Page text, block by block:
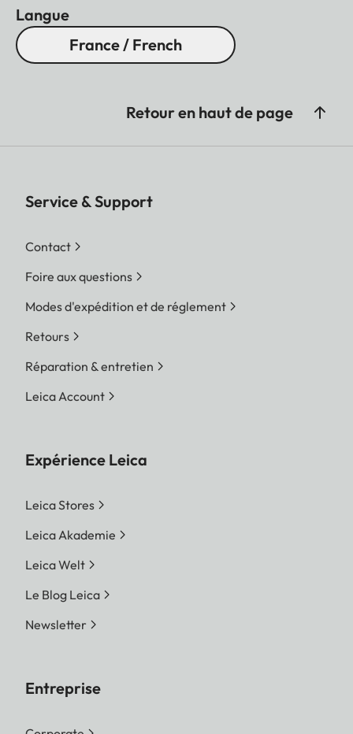
Langue
France / French
Retour en haut de page
Service & Support
Contact
Foire aux questions
Modes d'expédition et de réglement
Retours
Réparation & entretien
Leica Account
Expérience Leica
Leica Stores
Leica Akademie
Leica Welt
Le Blog Leica
Newsletter
Entreprise